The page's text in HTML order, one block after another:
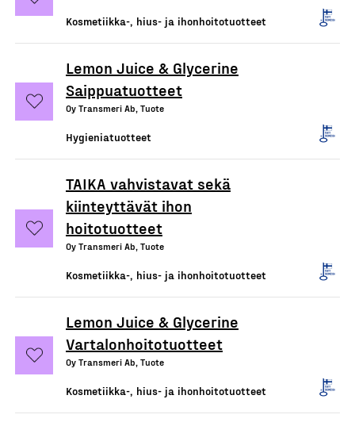
Kosmetiikka-, hius- ja ihonhoitotuotteet
Lemon Juice & Glycerine
Saippuatuotteet
Oy Transmeri Ab, Tuote
Hygieniatuotteet
TAIKA vahvistavat sekä
kiinteyttävät ihon
hoitotuotteet
Oy Transmeri Ab, Tuote
Kosmetiikka-, hius- ja ihonhoitotuotteet
Lemon Juice & Glycerine
Vartalonhoitotuotteet
Oy Transmeri Ab, Tuote
Kosmetiikka-, hius- ja ihonhoitotuotteet